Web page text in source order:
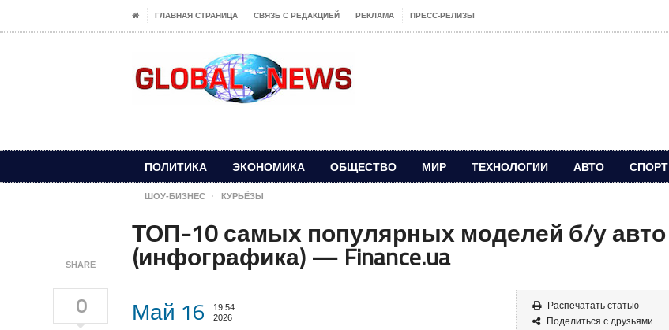
ГЛАВНАЯ СТРАНИЦА СВЯЗЬ С РЕДАКЦИЕЙ РЕКЛАМА ПРЕСС-РЕЛИЗЫ
ПОЛИТИКА ЭКОНОМИКА ОБЩЕСТВО МИР ТЕХНОЛОГИИ АВТО СПОРТ
ШОУ-БИЗНЕС КУРЬЁЗЫ
SHARE
0
ТОП-10 самых популярных моделей б/у авто
(инфографика) — Finance.ua
Май 16
19:54
2026
Распечатать статью
Поделиться с друзьями